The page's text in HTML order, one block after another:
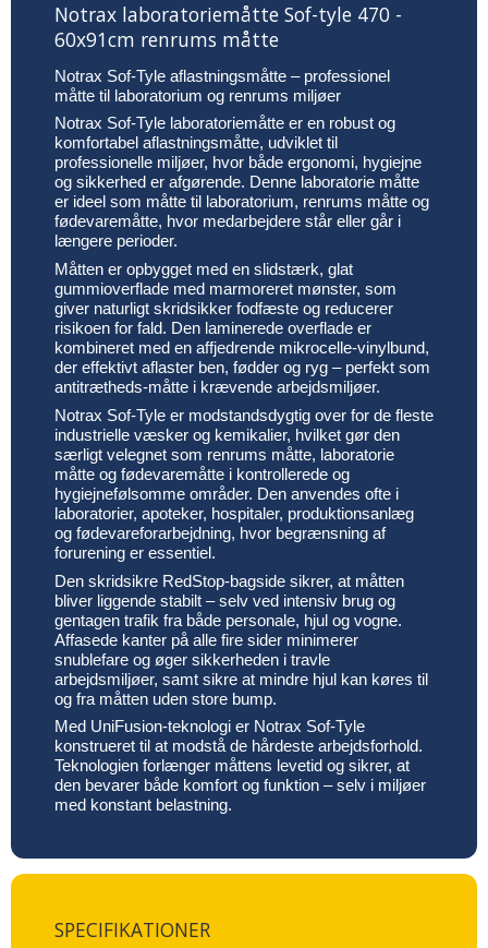
Notrax laboratoriemåtte Sof-tyle 470 -
60x91cm renrums måtte
Notrax Sof-Tyle aflastningsmåtte – professionel
måtte til laboratorium og renrums miljøer
Notrax Sof-Tyle laboratoriemåtte er en robust og
komfortabel aflastningsmåtte, udviklet til
professionelle miljøer, hvor både ergonomi, hygiejne
og sikkerhed er afgørende. Denne laboratorie måtte
er ideel som måtte til laboratorium, renrums måtte og
fødevaremåtte, hvor medarbejdere står eller går i
længere perioder.
Måtten er opbygget med en slidstærk, glat
gummioverflade med marmoreret mønster, som
giver naturligt skridsikker fodfæste og reducerer
risikoen for fald. Den laminerede overflade er
kombineret med en affjedrende mikrocelle-vinylbund,
der effektivt aflaster ben, fødder og ryg – perfekt som
antitrætheds-måtte i krævende arbejdsmiljøer.
Notrax Sof-Tyle er modstandsdygtig over for de fleste
industrielle væsker og kemikalier, hvilket gør den
særligt velegnet som renrums måtte, laboratorie
måtte og fødevaremåtte i kontrollerede og
hygiejnefølsomme områder. Den anvendes ofte i
laboratorier, apoteker, hospitaler, produktionsanlæg
og fødevareforarbejdning, hvor begrænsning af
forurening er essentiel.
Den skridsikre RedStop-bagside sikrer, at måtten
bliver liggende stabilt – selv ved intensiv brug og
gentagen trafik fra både personale, hjul og vogne.
Affasede kanter på alle fire sider minimerer
snublefare og øger sikkerheden i travle
arbejdsmiljøer, samt sikre at mindre hjul kan køres til
og fra måtten uden store bump.
Med UniFusion-teknologi er Notrax Sof-Tyle
konstrueret til at modstå de hårdeste arbejdsforhold.
Teknologien forlænger måttens levetid og sikrer, at
den bevarer både komfort og funktion – selv i miljøer
med konstant belastning.
SPECIFIKATIONER